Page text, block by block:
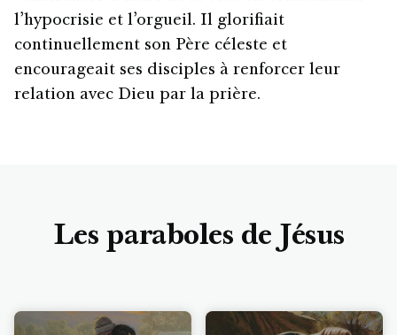
l’hypocrisie et l’orgueil. Il glorifiait
continuellement son Père céleste et
encourageait ses disciples à renforcer leur
relation avec Dieu par la prière.
Les paraboles de Jésus